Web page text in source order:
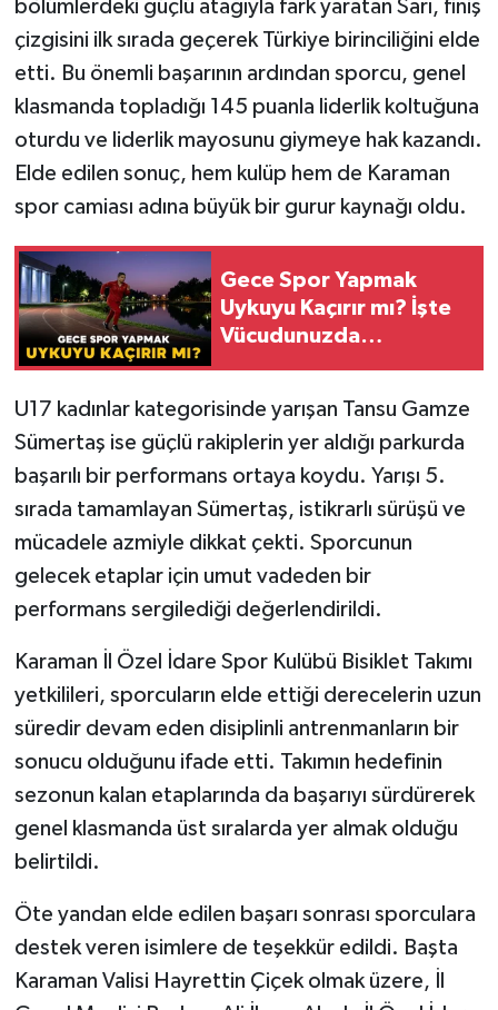
bölümlerdeki güçlü atağıyla fark yaratan Sarı, finiş
çizgisini ilk sırada geçerek Türkiye birinciliğini elde
etti. Bu önemli başarının ardından sporcu, genel
klasmanda topladığı 145 puanla liderlik koltuğuna
oturdu ve liderlik mayosunu giymeye hak kazandı.
Elde edilen sonuç, hem kulüp hem de Karaman
spor camiası adına büyük bir gurur kaynağı oldu.
Gece Spor Yapmak
Uykuyu Kaçırır mı? İşte
Vücudunuzda
U17 kadınlar kategorisinde yarışan Tansu Gamze
Sümertaş ise güçlü rakiplerin yer aldığı parkurda
başarılı bir performans ortaya koydu. Yarışı 5.
sırada tamamlayan Sümertaş, istikrarlı sürüşü ve
mücadele azmiyle dikkat çekti. Sporcunun
gelecek etaplar için umut vadeden bir
performans sergilediği değerlendirildi.
Karaman İl Özel İdare Spor Kulübü Bisiklet Takımı
yetkilileri, sporcuların elde ettiği derecelerin uzun
süredir devam eden disiplinli antrenmanların bir
sonucu olduğunu ifade etti. Takımın hedefinin
sezonun kalan etaplarında da başarıyı sürdürerek
genel klasmanda üst sıralarda yer almak olduğu
belirtildi.
Öte yandan elde edilen başarı sonrası sporculara
destek veren isimlere de teşekkür edildi. Başta
Karaman Valisi Hayrettin Çiçek olmak üzere, İl